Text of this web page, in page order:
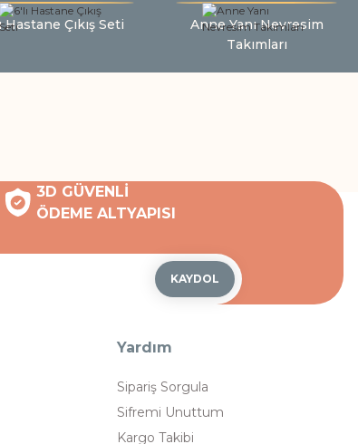
Hastane Çıkış Seti
Anne Yanı Nevresim
Takımları
3D GÜVENLİ
ÖDEME ALTYAPISI
KAYDOL
Yardım
Sipariş Sorgula
Sifremi Unuttum
Kargo Takibi